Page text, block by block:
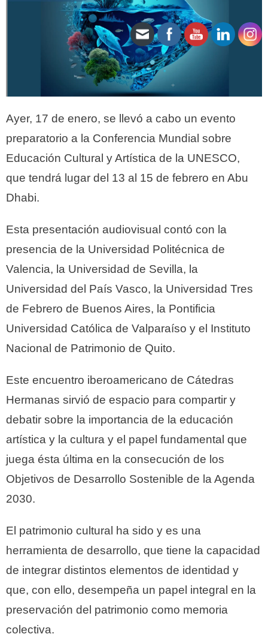
Ayer, 17 de enero, se llevó a cabo un evento
preparatorio a la Conferencia Mundial sobre
Educación Cultural y Artística de la UNESCO,
que tendrá lugar del 13 al 15 de febrero en Abu
Dhabi.
Esta presentación audiovisual contó con la
presencia de la Universidad Politécnica de
Valencia, la Universidad de Sevilla, la
Universidad del País Vasco, la Universidad Tres
de Febrero de Buenos Aires, la Pontificia
Universidad Católica de Valparaíso y el Instituto
Nacional de Patrimonio de Quito.
Este encuentro iberoamericano de Cátedras
Hermanas sirvió de espacio para compartir y
debatir sobre la importancia de la educación
artística y la cultura y el papel fundamental que
juega ésta última en la consecución de los
Objetivos de Desarrollo Sostenible de la Agenda
2030.
El patrimonio cultural ha sido y es una
herramienta de desarrollo, que tiene la capacidad
de integrar distintos elementos de identidad y
que, con ello, desempeña un papel integral en la
preservación del patrimonio como memoria
colectiva.